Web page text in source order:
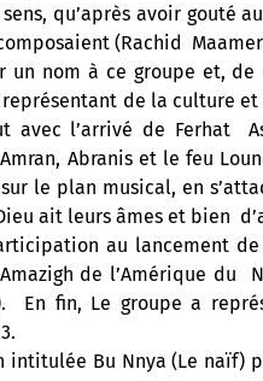
qu’après avoir
(Rachid
un nom à ce groupe et,
de la culture
avec l’arrivé de Ferhat
Abranis et le feu
le plan musical, en
ait leurs âmes et bien
au lancement
de l’Amérique
En fin, Le groupe a
intitulée Bu Nnya (Le naïf)